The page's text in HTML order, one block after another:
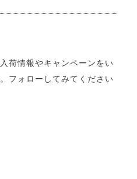
荷情報やキャンペーンをい
フォローしてみてください